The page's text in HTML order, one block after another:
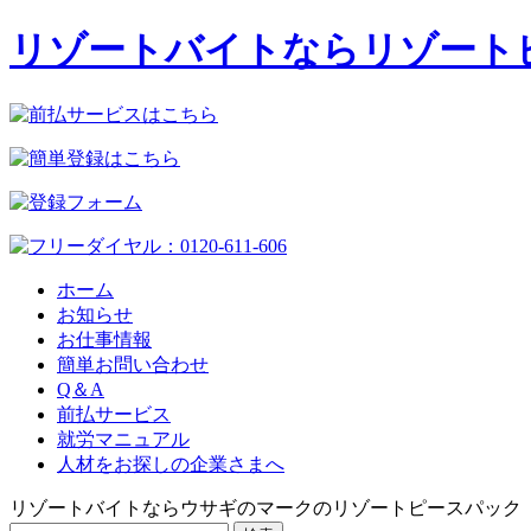
リゾートバイトならリゾート
ホーム
お知らせ
お仕事情報
簡単お問い合わせ
Q＆A
前払サービス
就労マニュアル
人材をお探しの企業さまへ
リゾートバイトならウサギのマークのリゾートピースパック